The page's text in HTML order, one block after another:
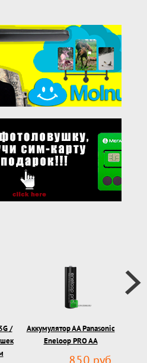
/
Аккумулятор АА Panasonic
Eneloop PRO AA